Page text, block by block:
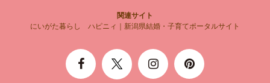
関連サイト
にいがた暮らし
ハピニィ｜新潟県結婚・子育てポータルサイト